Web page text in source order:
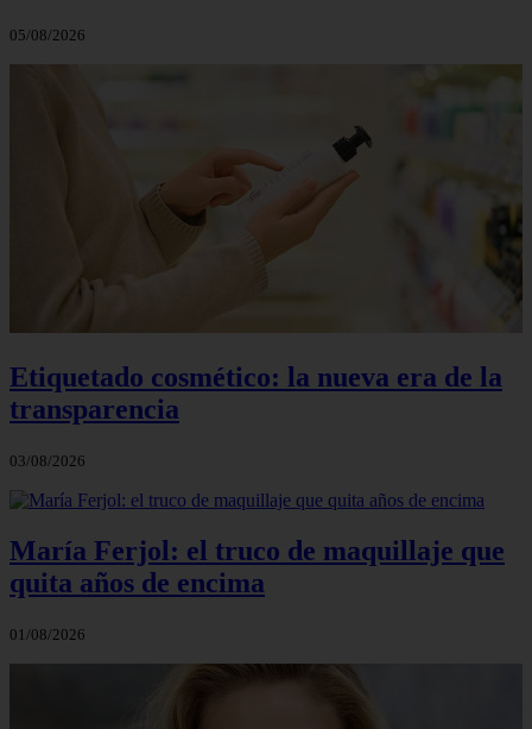
05/08/2026
Etiquetado cosmético: la nueva era de la
transparencia
03/08/2026
María Ferjol: el truco de maquillaje que
quita años de encima
01/08/2026